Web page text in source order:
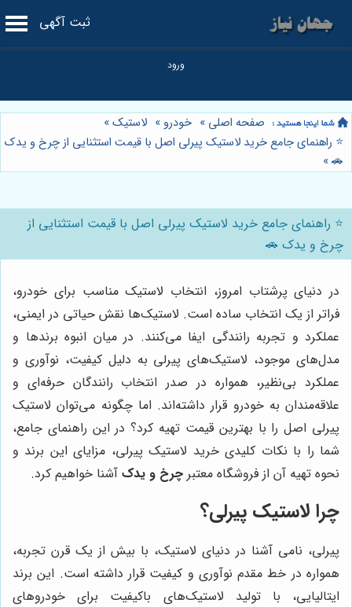
ثبت آگهی
صفحه اصلی » خودرو » لاستیک»
⭐️ راهنمای جامع خرید لاستیک پیرلی اصل با قیمت استثنایی از چرخ و یدک
🚗
»
⭐️ راهنمای جامع خرید لاستیک پیرلی اصل با قیمت استثنایی از
چرخ و یدک 🚗
در دنیای پرشتاب امروز، انتخاب لاستیک مناسب برای خودرو،
فراتر از یک انتخاب ساده است. لاستیک‌ها نقش حیاتی در ایمنی،
عملکرد و تجربه رانندگی ایفا می‌کنند. در میان انبوه برندها و
مدل‌های موجود، لاستیک‌های پیرلی به دلیل کیفیت، نوآوری و
عملکرد بی‌نظیر، همواره در صدر انتخاب رانندگان حرفه‌ای و
علاقه‌مندان به خودرو قرار داشته‌اند. اما چگونه می‌توان لاستیک
پیرلی اصل را با بهترین قیمت تهیه کرد؟ در این راهنمای جامع،
شما را با نکات کلیدی خرید لاستیک پیرلی، مزایای این برند و
نحوه تهیه آن از فروشگاه معتبر چرخ و یدک آشنا خواهیم کرد.
چرا لاستیک پیرلی؟
پیرلی، نامی آشنا در دنیای لاستیک، با بیش از یک قرن تجربه،
همواره در خط مقدم نوآوری و کیفیت قرار داشته است. این برند
ایتالیایی، با تولید لاستیک‌های باکیفیت برای خودروهای